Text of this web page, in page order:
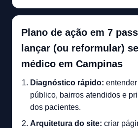
Plano de ação em 7
lançar (ou reformular)
médico em Campinas
Diagnóstico rápido:
público, bairros atendidos e
dos pacientes.
Arquitetura do site: criar